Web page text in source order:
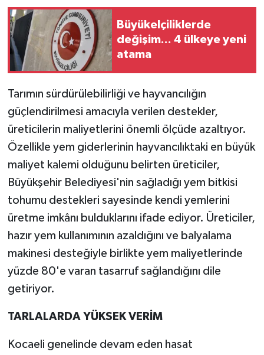
Büyükelçiliklerde
değişim... 4 ülkeye yeni
atama
Tarımın sürdürülebilirliği ve hayvancılığın
güçlendirilmesi amacıyla verilen destekler,
üreticilerin maliyetlerini önemli ölçüde azaltıyor.
Özellikle yem giderlerinin hayvancılıktaki en büyük
maliyet kalemi olduğunu belirten üreticiler,
Büyükşehir Belediyesi'nin sağladığı yem bitkisi
tohumu destekleri sayesinde kendi yemlerini
üretme imkânı bulduklarını ifade ediyor. Üreticiler,
hazır yem kullanımının azaldığını ve balyalama
makinesi desteğiyle birlikte yem maliyetlerinde
yüzde 80'e varan tasarruf sağlandığını dile
getiriyor.
TARLALARDA YÜKSEK VERİM
Kocaeli genelinde devam eden hasat